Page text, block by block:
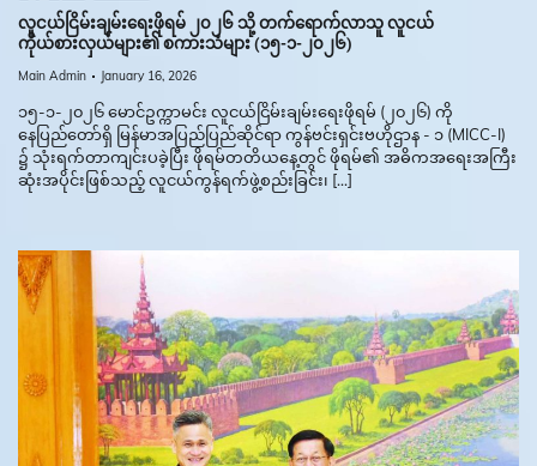
လူငယ်ငြိမ်းချမ်းရေးဖိုရမ် ၂၀၂၆ သို့ တက်ရောက်လာသူ လူငယ်
ကိုယ်စားလှယ်များ၏ စကားသံများ (၁၅-၁-၂၀၂၆)
Main Admin January 16, 2026
၁၅-၁-၂၀၂၆ မောင်ဥက္ကာမင်း လူငယ်ငြိမ်းချမ်းရေးဖိုရမ် (၂၀၂၆) ကို
နေပြည်တော်ရှိ မြန်မာအပြည်ပြည်ဆိုင်ရာ ကွန်ဗင်းရှင်းဗဟိုဌာန - ၁ (MICC-I)
၌ သုံးရက်တာကျင်းပခဲ့ပြီး ဖိုရမ်တတိယနေ့တွင် ဖိုရမ်၏ အဓိကအရေးအကြီး
ဆုံးအပိုင်းဖြစ်သည့် လူငယ်ကွန်ရက်ဖွဲ့စည်းခြင်း၊ […]